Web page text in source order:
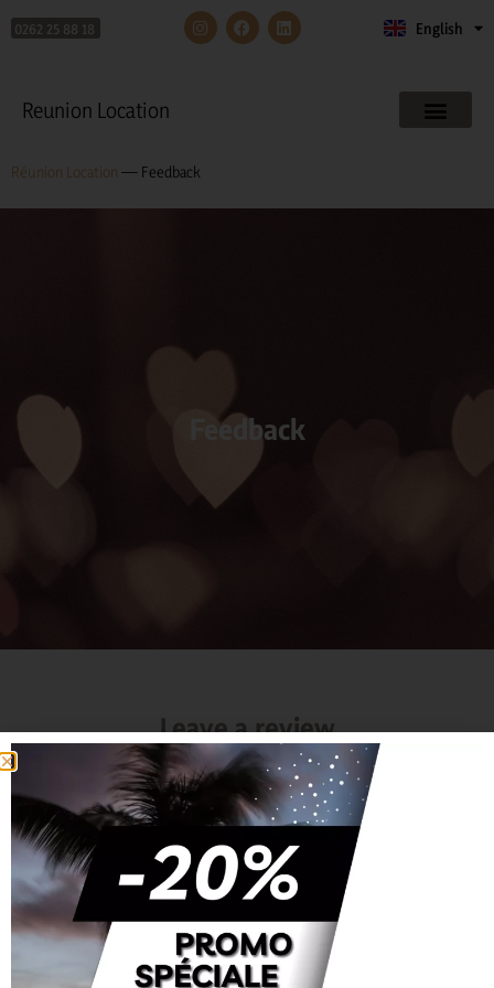
0262 25 88 18 English
Français
Reunion Location
Réunion Location — Feedback
Feedback
Leave a review
Your overall rating
Your review